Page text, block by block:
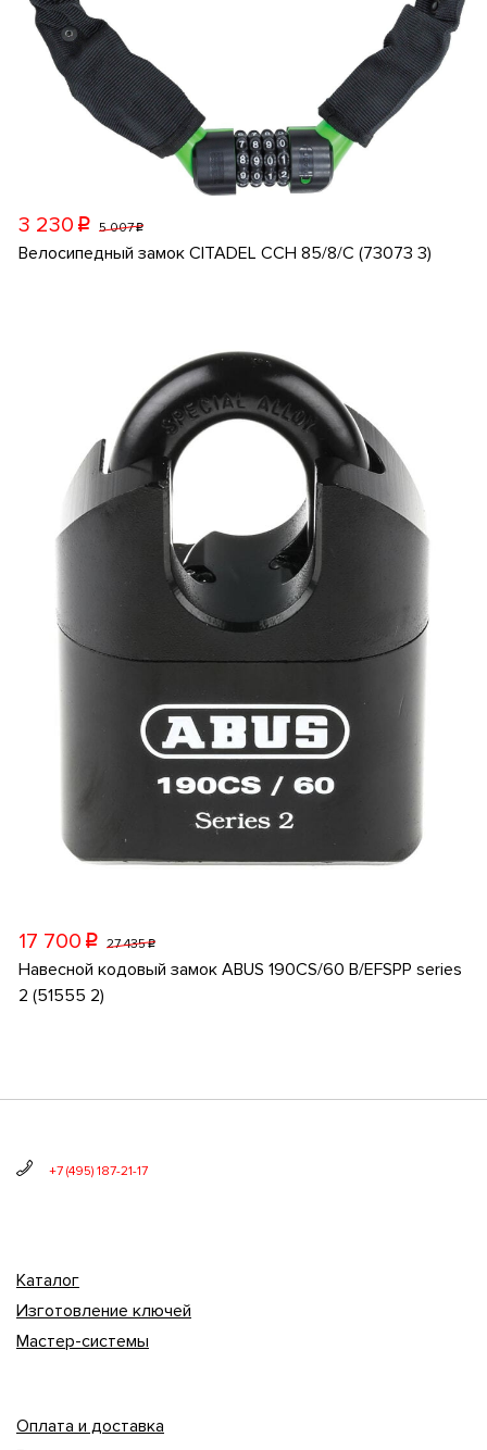
3 230 p 5 007p
Велосипедный замок CITADEL CCH 85/8/C (73073 3)
17 700 p 27 435p
Навесной кодовый замок ABUS 190CS/60 B/EFSPP series
2 (51555 2)
+7 (495) 187-21-17
Каталог
Изготовление ключей
Мастер-системы
Оплата и доставка